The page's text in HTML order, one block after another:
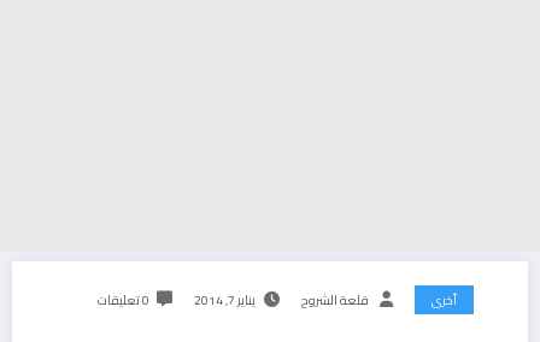
أخرى قلعة الشروح يناير 7, 2014 0 تعليقات